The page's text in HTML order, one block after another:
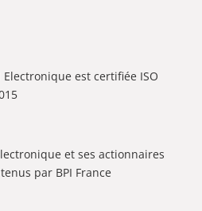
Electronique est certifiée ISO
et ses actionnaires
par BPI France